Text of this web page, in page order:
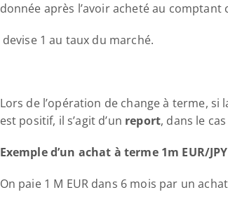
donnée après l’avoir acheté au
devise 1 au taux du marché.
Lors de l’opération de change à terme,
est positif, il s’agit d’un report, dans le
Exemple d’un achat à terme 1m EUR/
On paie 1 M EUR dans 6 mois par un